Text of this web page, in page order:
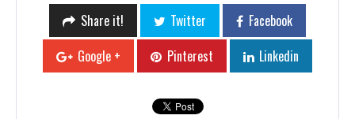
Share it! Twitter
Facebook
Google +
Pinterest Linkedin